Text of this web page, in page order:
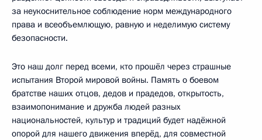
за неукоснительное соблюдение норм международного
права и всеобъемлющую, равную и неделимую систему
безопасности.
Это наш долг перед всеми, кто прошёл через страшные
испытания Второй мировой войны. Память о боевом
братстве наших отцов, дедов и прадедов, открытость,
взаимопонимание и дружба людей разных
национальностей, культур и традиций будет надёжной
опорой для нашего движения вперёд, для совместной